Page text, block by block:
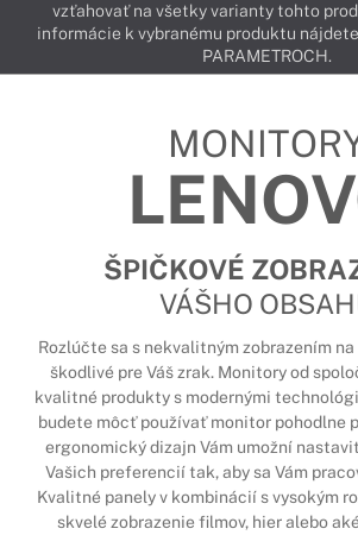
vzťahovať na všetky varianty tohto
informácie k vybranému produktu nájdete
PARAMETROCH.
ŠPIČKOVÉ
VÁŠHO
Rozlúčte sa s nekvalitným zobrazením
škodlivé pre Váš zrak. Monitory od
kvalitné produkty s modernými
budete môcť používať monitor pohodlne
ergonomický dizajn Vám umožní
Vašich preferencií tak, aby sa Vám
Kvalitné panely v kombinácií s vysokým
skvelé zobrazenie filmov, hier alebo